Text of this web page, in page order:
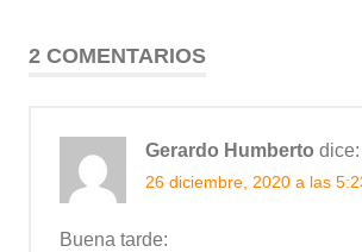
2 COMENTARIOS
Gerardo Humberto dice:
26 diciembre, 2020 a las
Buena tarde: